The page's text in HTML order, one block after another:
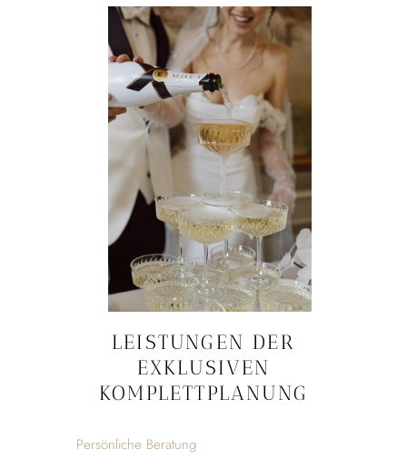
LEISTUNGEN DER
EXKLUSIVEN
KOMPLETTPLANUNG
Persönliche Beratung